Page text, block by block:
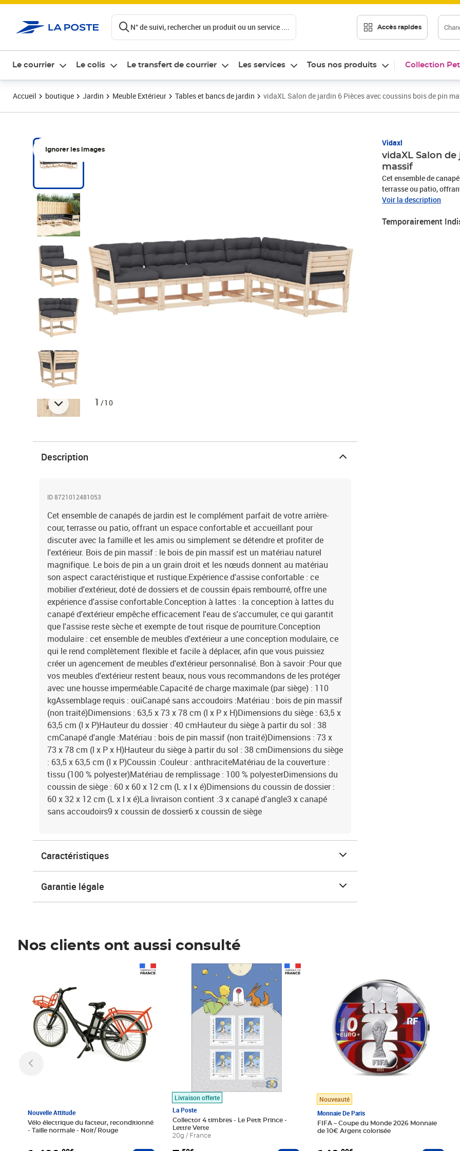
N° de suivi, rechercher un produit ou un service .... Accès rapides
Le courrier Le colis Le transfert de courrier Les services Tous nos produits Collection
Accueil boutique Jardin Meuble Extérieur Tables et bancs de jardin vidaXL Salon de jardin 6 Pièces avec coussins bois de pin
Ignorer les images
1 /10
Vidaxl
vidaXL Salon
massif
Cet ensemble de
terrasse ou patio,
famille et les amis ou
grain droit et les nœuds
lattes : la conception à
Voir la description
Temporairement
Description
ID 8721012481053
Cet ensemble de canapés de jardin est le complément parfait de votre arrière-
cour, terrasse ou patio, offrant un espace confortable et accueillant pour
discuter avec la famille et les amis ou simplement se détendre et profiter de
l'extérieur. Bois de pin massif : le bois de pin massif est un matériau naturel
magnifique. Le bois de pin a un grain droit et les nœuds donnent au matériau
son aspect caractéristique et rustique.Expérience d'assise confortable : ce
mobilier d'extérieur, doté de dossiers et de coussin épais rembourré, offre une
expérience d'assise confortable.Conception à lattes : la conception à lattes du
canapé d'extérieur empêche efficacement l'eau de s'accumuler, ce qui garantit
que l'assise reste sèche et exempte de tout risque de pourriture.Conception
modulaire : cet ensemble de meubles d'extérieur a une conception modulaire, ce
qui le rend complètement flexible et facile à déplacer, afin que vous puissiez
créer un agencement de meubles d'extérieur personnalisé. Bon à savoir :Pour que
vos meubles d'extérieur restent beaux, nous vous recommandons de les protéger
avec une housse imperméable.Capacité de charge maximale (par siège) : 110
kgAssemblage requis : ouiCanapé sans accoudoirs :Matériau : bois de pin massif
(non traité)Dimensions : 63,5 x 73 x 78 cm (l x P x H)Dimensions du siège : 63,5 x
63,5 cm (l x P)Hauteur du dossier : 40 cmHauteur du siège à partir du sol : 38
cmCanapé d'angle :Matériau : bois de pin massif (non traité)Dimensions : 73 x
73 x 78 cm (l x P x H)Hauteur du siège à partir du sol : 38 cmDimensions du siège
: 63,5 x 63,5 cm (l x P)Coussin :Couleur : anthraciteMatériau de la couverture :
tissu (100 % polyester)Matériau de remplissage : 100 % polyesterDimensions du
coussin de siège : 60 x 60 x 12 cm (L x l x é)Dimensions du coussin de dossier :
60 x 32 x 12 cm (L x l x é)La livraison contient :3 x canapé d'angle3 x canapé
sans accoudoirs9 x coussin de dossier6 x coussin de siège
Caractéristiques
Garantie légale
Nos clients ont aussi consulté
Nouvelle Attitude
Vélo électrique du facteur, reconditionné
- Taille normale - Noir/ Rouge
Livraison offerte
La Poste
Collector 4 timbres - Le Petit Prince -
Lettre Verte
20g / France
Prix 7,50€
Nouveauté
Monnaie De Paris
FIFA – Coupe du Monde 2026 Monnaie
de 10€ Argent colorisée